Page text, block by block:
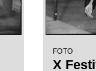
FOTO
X